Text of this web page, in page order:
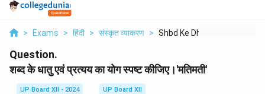
> Exams > हिंदी > संस्कृत व्याकरण > Shbd Ke Dhatu Evn Pr...
Question.
शब्द के धातु एवं प्रत्यय का योग स्पष्ट कीजिए।'मतिमती'
UP Board XII - 2024
UP Board XII